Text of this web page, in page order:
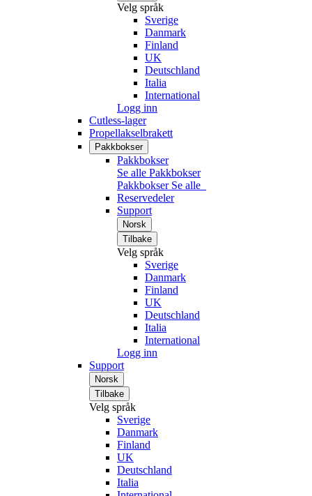
Velg språk
Sverige
Danmark
Finland
UK
Deutschland
Italia
International
Logg inn
Cutless-lager
Propellakselbrakett
Pakkbokser
Pakkbokser
Se alle Pakkbokser
Pakkbokser Se alle
Reservedeler
Support
Norsk
Tilbake
Velg språk
Sverige
Danmark
Finland
UK
Deutschland
Italia
International
Logg inn
Support
Norsk
Tilbake
Velg språk
Sverige
Danmark
Finland
UK
Deutschland
Italia